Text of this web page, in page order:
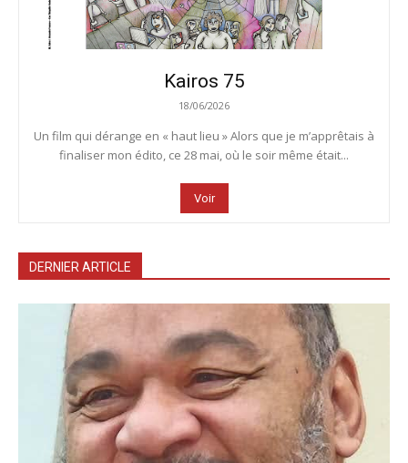
Kairos 75
18/06/2026
Un film qui dérange en « haut lieu » Alors que je m’apprêtais à
finaliser mon édito, ce 28 mai, où le soir même était...
Voir
DERNIER ARTICLE